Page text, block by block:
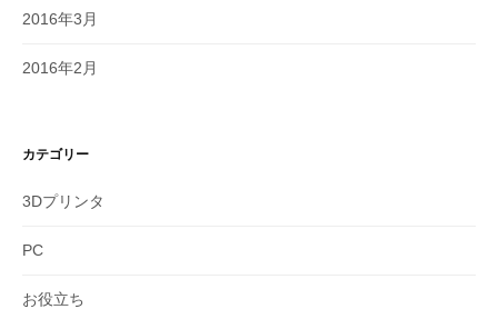
2016年3月
2016年2月
カテゴリー
3Dプリンタ
PC
お役立ち